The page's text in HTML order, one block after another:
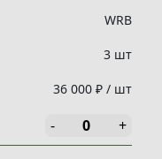
WRB
3 шт
36 000 ₽ / шт
- +